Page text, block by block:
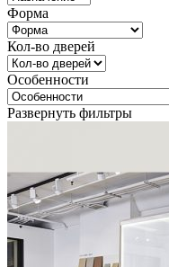
Форма
Кол-во дверей
Особенности
Развернуть фильтры